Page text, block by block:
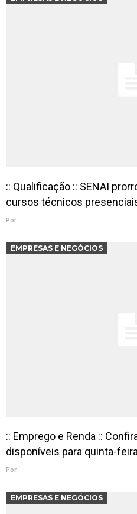
:: Qualificação :: SENAI
cursos técnicos
Por
EMPRESAS E NEGÓCIOS
:: Emprego e Renda ::
disponíveis para quinta-
Por
EMPRESAS E NEGÓCIOS